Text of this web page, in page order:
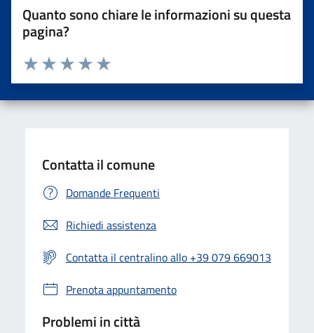
Quanto sono chiare le informazioni su questa
pagina?
Valuta da 1 a 5 stelle la pagina
Valuta 5 stelle su 5
Valuta 4 stelle su 5
Valuta 3 stelle su 5
Valuta 2 stelle su 5
Valuta una stella su 5
Contatta il comune
Domande Frequenti
Richiedi assistenza
Contatta il centralino allo +39 079 669013
Prenota appuntamento
Problemi in città